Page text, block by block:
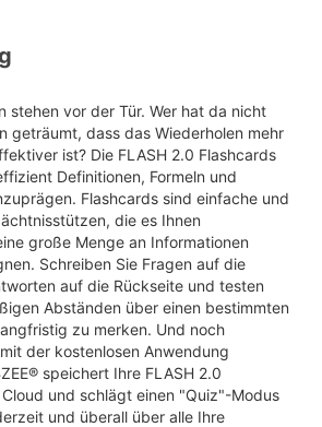
stehen vor der Tür. Wer hat da nicht
geträumt, dass das Wiederholen mehr
ist? Die FLASH 2.0 Flashcards
Definitionen, Formeln und
Flashcards sind einfache und
die es Ihnen
große Menge an Informationen
Schreiben Sie Fragen auf die
auf die Rückseite und testen
Abständen über einen bestimmten
zu merken. Und noch
der kostenlosen Anwendung
speichert Ihre FLASH 2.0
und schlägt einen "Quiz"-Modus
und überall über alle Ihre